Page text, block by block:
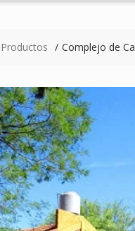
Productos Complejo de